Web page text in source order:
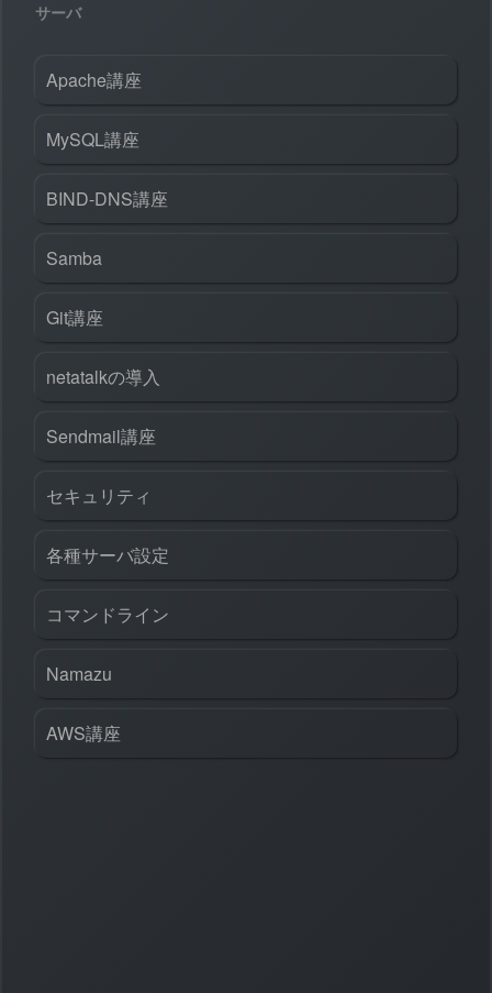
サーバ
Apache講座
MySQL講座
BIND-DNS講座
Samba
Git講座
netatalkの導入
Sendmail講座
セキュリティ
各種サーバ設定
コマンドライン
Namazu
AWS講座